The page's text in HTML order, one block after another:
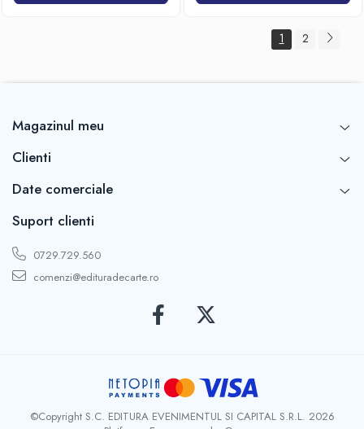
1 2
Magazinul meu
Clienti
Date comerciale
Suport clienti
0729.729.560
comenzi@edituradecarte.ro
©Copyright S.C. EDITURA EVENIMENTUL SI CAPITAL S.R.L. 2026